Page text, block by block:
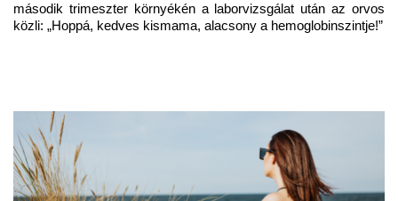
második trimeszter környékén a laborvizsgálat után az orvos
közli: „Hoppá, kedves kismama, alacsony a hemoglobinszintje!”